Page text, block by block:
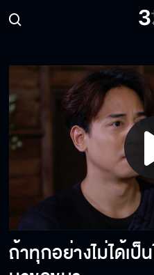
ถ้าทุกอย่างไม่ได้เ
คุณนี่แหล
ตั้งแต่วัน
เราต้องร
ทำเป็นเ